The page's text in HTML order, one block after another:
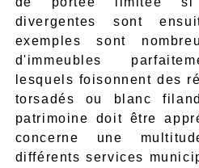
divergentes sont
exemples sont
d'immeubles
lesquels foisonnent des
torsadés ou blanc
patrimoine doit être
concerne une
différents services